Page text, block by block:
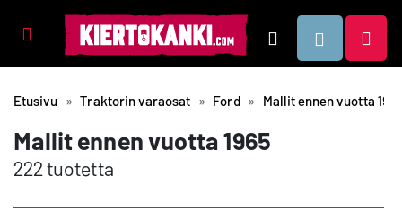
Tuotealueet Hae
Etusivu Traktorin varaosat Ford Mallit ennen vuotta
Mallit ennen vuotta 1965
222 tuotetta